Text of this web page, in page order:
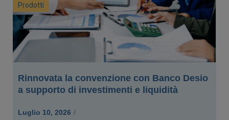
Prodotti
Rinnovata la convenzione con Banco Desio
a supporto di investimenti e liquidità
Luglio 10, 2026 /